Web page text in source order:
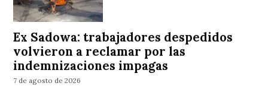
Ex Sadowa: trabajadores despedidos
volvieron a reclamar por las
indemnizaciones impagas
7 de agosto de 2026